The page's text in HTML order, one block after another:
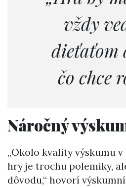
vždy
dieťaťom
čo chce
Náročný
„Okolo kvality výskumu
hry je trochu polemiky,
dôvodu,“ hovorí